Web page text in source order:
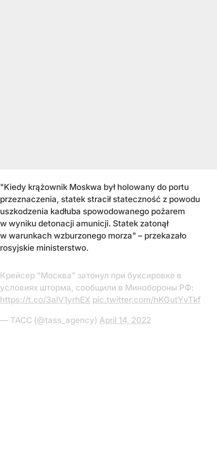
"Kiedy krążownik Moskwa był holowany do portu
przeznaczenia, statek stracił stateczność z powodu
uszkodzenia kadłuba spowodowanego pożarem
w wyniku detonacji amunicji. Statek zatonął
w warunkach wzburzonego morza" – przekazało
rosyjskie ministerstwo.
Крейсер "Москва" затонул при буксировке в
условиях шторма, сообщили в Минобороны РФ:
https://t.co/3alV1yrhEX pic.twitter.com/hKGutYvTkf
— ТАСС (@tass_agency) April 14, 2022